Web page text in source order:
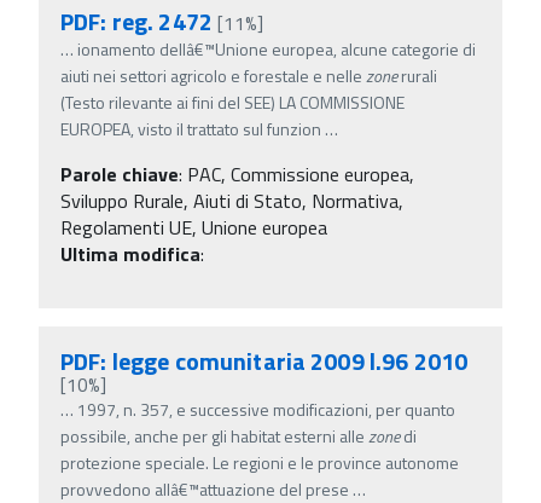
PDF: reg. 2472 [11%]
… ionamento dellâ€™Unione europea, alcune categorie di
aiuti nei settori agricolo e forestale e nellezonerurali
(Testo rilevante ai fini del SEE) LA COMMISSIONE
EUROPEA, visto il trattato sul funzion …
Parole chiave: PAC, Commissione europea,
Sviluppo Rurale, Aiuti di Stato, Normativa,
Regolamenti UE, Unione europea
Ultima modifica:
PDF: legge comunitaria 2009 l.96 2010
[10%]
… 1997, n. 357, e successive modificazioni, per quanto
possibile, anche per gli habitat esterni allezonedi
protezione speciale. Le regioni e le province autonome
provvedono allâ€™attuazione del prese …